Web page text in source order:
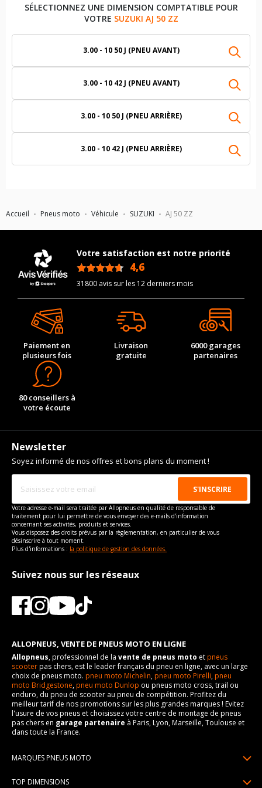
Accueil Pneus moto Véhicule SUZUKI AJ 50 ZZ
SÉLECTIONNEZ UNE DIMENSION COMPTATIBLE POUR
VOTRE SUZUKI AJ 50 ZZ
3.00 - 10 50 J (PNEU AVANT)
3.00 - 10 42 J (PNEU AVANT)
3.00 - 10 50 J (PNEU ARRIÈRE)
3.00 - 10 42 J (PNEU ARRIÈRE)
Votre satisfaction est notre priorité
4,6
31800 avis sur les 12 derniers mois
Paiement en
plusieurs fois
Livraison
gratuite
6000 garages
partenaires
80 conseillers à
votre écoute
Newsletter
Soyez informé de nos offres et bons plans du moment !
Votre adresse e-mail sera traitée par Allopneus en qualité de responsable de
traitement pour lui permettre de vous envoyer des e-mails d'information
concernant ses activités, produits et services.
Vous disposez des droits prévus par la règlementation, en particulier de vous
désinscrire à tout moment.
Plus d'informations : la politique de gestion des données.
Suivez nous sur les réseaux
ALLOPNEUS, VENTE DE PNEUS MOTO EN LIGNE
Allopneus, professionnel de la vente de pneus moto etpneus
scooterpas chers, est le leader français du pneu en ligne, avec un large
choix de pneus moto. pneu moto Michelin,pneu moto Pirelli,pneu
moto Bridgestone,pneu moto Dunlop ou pneus moto cross, trail ou
enduro, du pneu de scooter au pneu de compétition. Profitez du
meilleur tarif de nos promotions sur les plus grandes marques ! Evitez
l'usure de vos pneus et choisissez votre centre de montage de pneus
pas chers en garage partenaire à Paris, Lyon, Marseille, Toulouse et
dans toute la France.
MARQUES PNEUS MOTO
TOP DIMENSIONS